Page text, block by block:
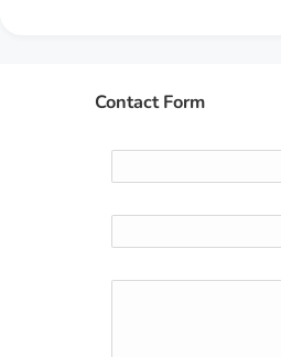
Contact Form